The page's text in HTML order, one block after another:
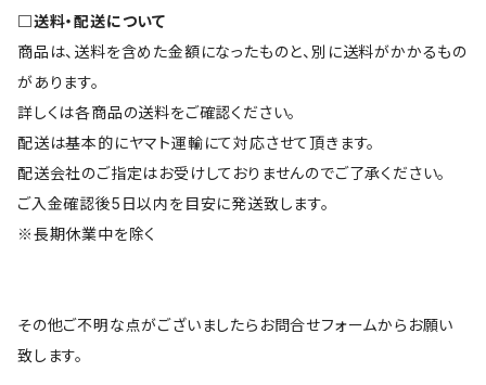
□送料・配送について
商品は、送料を含めた金額になったものと、別に送料がかかるもの
があります。
詳しくは各商品の送料をご確認ください。
配送は基本的にヤマト運輸にて対応させて頂きます。
配送会社のご指定はお受けしておりませんのでご了承ください。
ご入金確認後5日以内を目安に発送致します。
※長期休業中を除く
その他ご不明な点がございましたらお問合せフォームからお願い
致します。